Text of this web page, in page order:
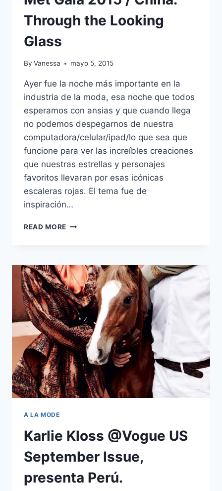
Through the Looking
Glass
By Vanessa mayo 5, 2015
Ayer fue la noche más importante en la
industria de la moda, esa noche que todos
esperamos con ansias y que cuando llega
no podemos despegarnos de nuestra
computadora/celular/ipad/lo que sea que
funcione para ver las increíbles creaciones
que nuestras estrellas y personajes
favoritos llevaran por esas icónicas
escaleras rojas. El tema fue de
inspiración…
READ MORE MET
CHINA:
THROUGH
THE
LOOKING
GLASS
A LA MODE
Karlie Kloss @Vogue US
September Issue,
presenta Perú.